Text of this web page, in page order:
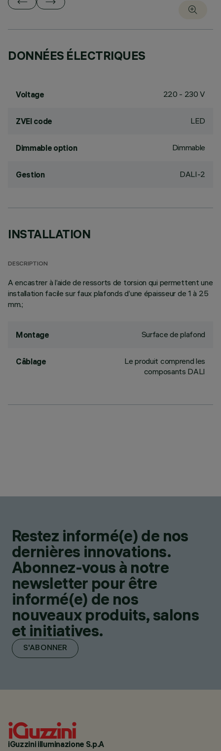
DONNÉES ÉLECTRIQUES
Voltage 220 - 230 V
ZVEI code LED
Dimmable option Dimmable
Gestion DALI-2
INSTALLATION
DESCRIPTION
A encastrer à l’aide de ressorts de torsion qui permettent une
installation facile sur faux plafonds d’une épaisseur de 1 à 25
mm.;
Montage Surface de plafond
Câblage
Le produit comprend les
composants DALI
Restez informé(e) de nos
dernières innovations.
Abonnez-vous à notre
newsletter pour être
informé(e) de nos
nouveaux produits, salons
et initiatives.
S'ABONNER
iGuzzini illuminazione S.p.A